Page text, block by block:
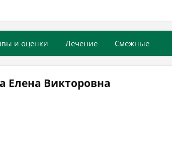
и оценки Лечение Смежные
Елена Викторовна